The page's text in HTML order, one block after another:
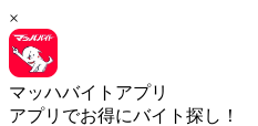
×
マッハバイトアプリ
アプリでお得にバイト探し！